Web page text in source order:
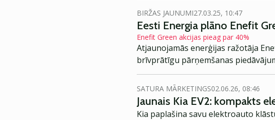
BIRŽAS JAUNUMI27.03.25, 10:47
Eesti Energia plāno Enefit
Enefit Green akcijas pieag par 40%
Atjaunojamās enerģijas ražotāja
brīvprātīgu pārņemšanas
SATURA MĀRKETINGS02.06.26, 08:46
Jaunais Kia EV2: kompakts
Kia paplašina savu elektroauto